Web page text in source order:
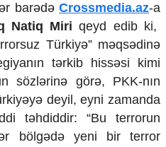
barədə Crossmedia.az-a
Natiq Miriqeyd edib ki,
Türkiyə” məqsədinə
tərkib hissəsi kimi
sözlərinə görə, PKK-nın
deyil, eyni zamanda
təhdiddir: “Bu terrorun
bölgədə yeni bir terror